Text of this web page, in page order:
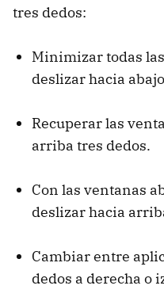
tres dedos:
Minimizar todas
deslizar hacia
Recuperar las
arriba tres dedos.
Con las ventanas
deslizar hacia
Cambiar entre
dedos a derecha o